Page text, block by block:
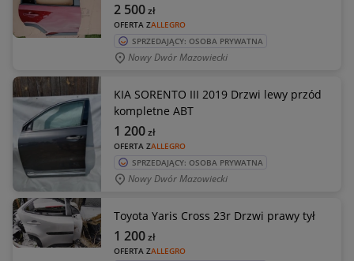
OFERTA ZALLEGRO
2 500zł
SPRZEDAJĄCY: OSOBA PRYWATNA
Nowy Dwór Mazowiecki
KIA SORENTO III 2019 Drzwi lewy przód
kompletne ABT
OFERTA ZALLEGRO
1 200zł
SPRZEDAJĄCY: OSOBA PRYWATNA
Nowy Dwór Mazowiecki
Toyota Yaris Cross 23r Drzwi prawy tył
OFERTA ZALLEGRO
1 200zł